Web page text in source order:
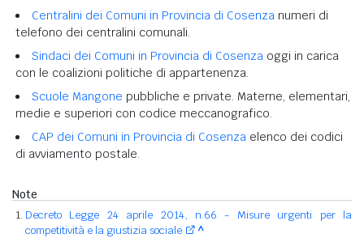
Centralini dei Comuni in Provincia di Cosenza numeri di
telefono dei centralini comunali.
Sindaci dei Comuni in Provincia di Cosenza oggi in carica
con le coalizioni politiche di appartenenza.
Scuole Mangone pubbliche e private. Materne, elementari,
medie e superiori con codice meccanografico.
CAP dei Comuni in Provincia di Cosenza elenco dei codici
di avviamento postale.
Note
Decreto Legge 24 aprile 2014, n.66 - Misure urgenti per la
competitività e la giustizia sociale
^